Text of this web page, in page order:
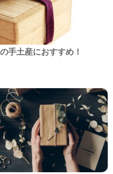
手土産におすすめ！